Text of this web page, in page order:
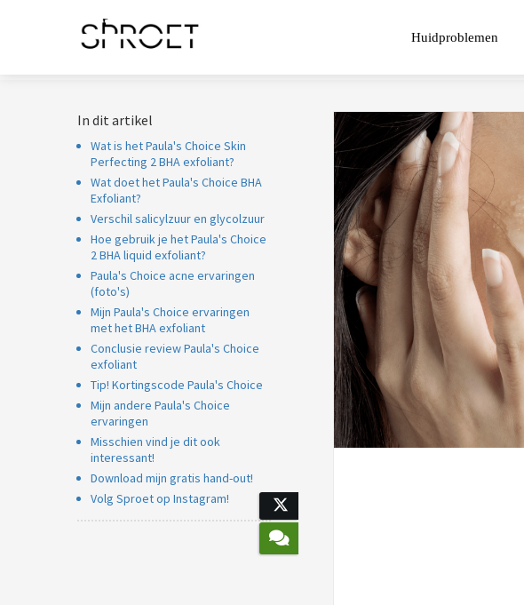
Huidproblemen
In dit artikel
Wat is het Paula's Choice Skin
Perfecting 2 BHA exfoliant?
Wat doet het Paula's Choice BHA
Exfoliant?
Verschil salicylzuur en glycolzuur
Hoe gebruik je het Paula's Choice
2 BHA liquid exfoliant?
Paula's Choice acne ervaringen
(foto's)
Mijn Paula's Choice ervaringen
met het BHA exfoliant
Conclusie review Paula's Choice
exfoliant
Tip! Kortingscode Paula's Choice
Mijn andere Paula's Choice
ervaringen
Misschien vind je dit ook
interessant!
Download mijn gratis hand-out!
Volg Sproet op Instagram!
over
gedrag van een
te volgen
kunnen
van deze